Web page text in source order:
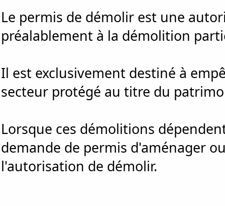
Le permis de démolir est une
préalablement à la démolition
Il est exclusivement destiné à
secteur protégé au titre du
Lorsque ces démolitions
demande de permis d'aménager
l'autorisation de démolir.